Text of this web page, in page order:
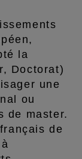
la
Doctorat)
une
ou
de master.
de